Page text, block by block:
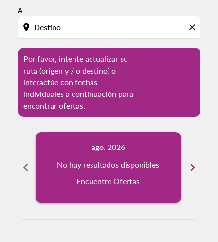
A
location_on close
Por favor, intente actualizar su
ruta (origen y / o destino) o
interactúe con fechas
individuales a continuación para
encontrar ofertas.
chevron_left
ago. 2026
No hay resultados disponibles
Encuentre Ofertas
chevron_right